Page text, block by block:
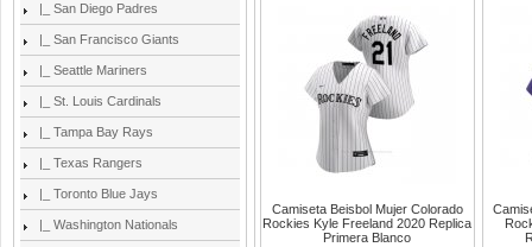
|_ San Diego Padres
|_ San Francisco Giants
|_ Seattle Mariners
|_ St. Louis Cardinals
|_ Tampa Bay Rays
|_ Texas Rangers
|_ Toronto Blue Jays
|_ Washington Nationals
Camiseta Beisbol Mujer Colorado
Rockies Kyle Freeland 2020 Replica
Primera Blanco